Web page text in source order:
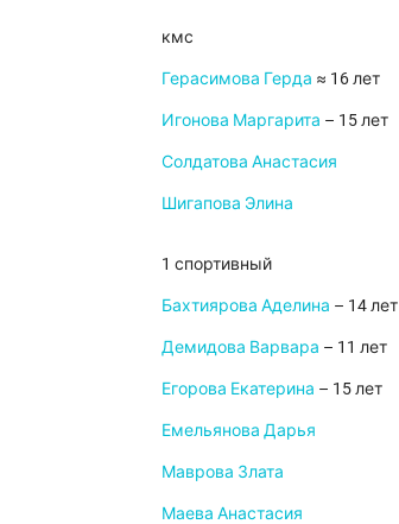
кмс
Герасимова Герда ≈ 16 лет
Игонова Маргарита – 15 лет
Солдатова Анастасия
Шигапова Элина
1 спортивный
Бахтиярова Аделина – 14 лет
Демидова Варвара – 11 лет
Егорова Екатерина – 15 лет
Емельянова Дарья
Маврова Злата
Маева Анастасия